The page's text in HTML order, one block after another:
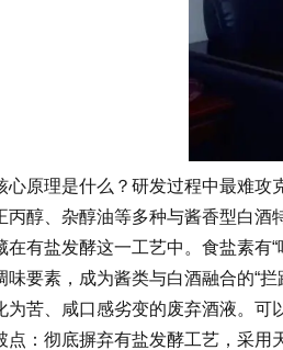
理是什么？研发过程中最难攻
丙醇、杂醇油等多种与酱香型白
有盐发酵这一工艺中。食盐素
味要素，成为酱类与白酒融合的
为苦、咸口感劣变的废弃酒液。
：彻底摒弃有盐发酵工艺，采